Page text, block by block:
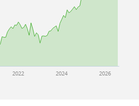
2022 2024 2026